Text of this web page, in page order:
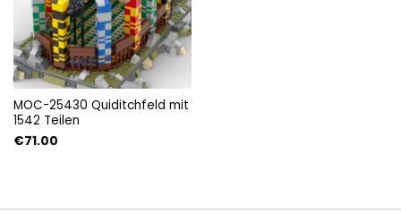
MOC-25430 Quiditchfeld mit
1542 Teilen
€71.00